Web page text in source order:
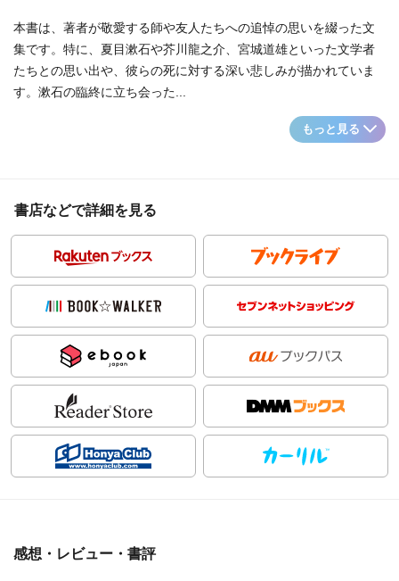
本書は、著者が敬愛する師や友人たちへの追悼の思いを綴った文
集です。特に、夏目漱石や芥川龍之介、宮城道雄といった文学者
たちとの思い出や、彼らの死に対する深い悲しみが描かれていま
す。漱石の臨終に立ち会った...
もっと見る
書店などで詳細を見る
感想・レビュー・書評